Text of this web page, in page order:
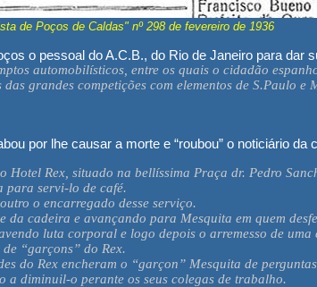
de Poços de Caldas" nº 298 de fevereiro de 1936
o pessoal do A.C.B., do Rio de Janeiro para dar
automobilísticos, entre os quais o cidadão
grandes competições com elementos de S.Paulo
por lhe causar a morte e “roubou” o noticiário da
Rex, situado na bellíssima Praça dr. Pedro
para servi-lo de café.
o encarregado desse serviço.
cadeira e avançando para Mesquita em quem
luta corporal e logo depois o arremesso de
“garçons” do Rex.
do Rex encheram o “garçon” Mesquita de
a diminuil-o perante os seus colegas de trabalho.